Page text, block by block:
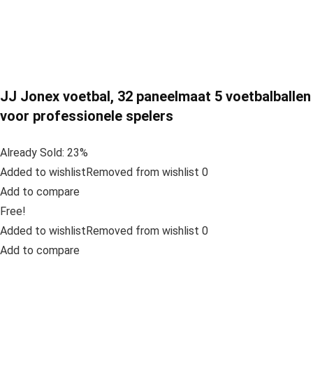
JJ Jonex voetbal, 32 paneelmaat 5 voetbalballen
voor professionele spelers
Already Sold: 23%
Added to wishlistRemoved from wishlist 0
Add to compare
Free!
Added to wishlistRemoved from wishlist 0
Add to compare